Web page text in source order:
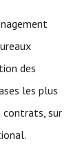
des
les plus
contrats, sur